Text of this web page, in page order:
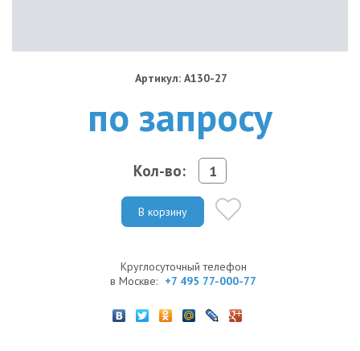
Артикул: A130-27
по запросу
Кол-во:
В корзину
Круглосуточный телефон
в Москве: +7 495 77-000-77